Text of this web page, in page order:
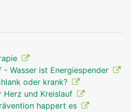
Wasser ist Energiespender
oder krank?
und Kreislauf
happert es